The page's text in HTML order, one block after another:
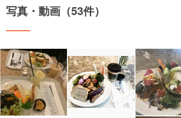
写真・動画（53件）